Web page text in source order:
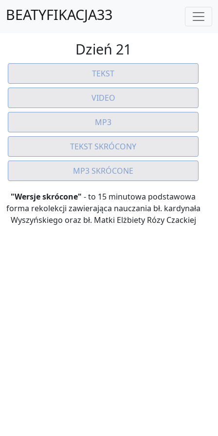
BEATYFIKACJA33
Dzień 21
TEKST
VIDEO
MP3
TEKST SKRÓCONY
MP3 SKRÓCONE
"Wersje skrócone" - to 15 minutowa podstawowa
forma rekolekcji zawierająca nauczania bł. kardynała
Wyszyńskiego oraz bł. Matki Elżbiety Rózy Czackiej